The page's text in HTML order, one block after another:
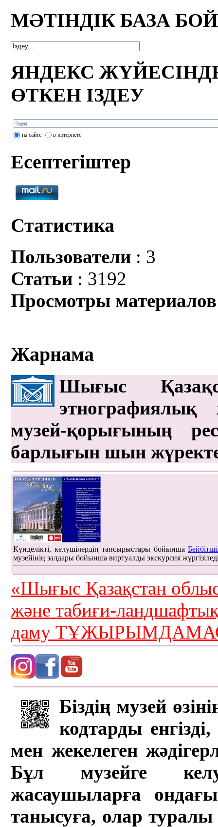
МӘТІНДІК БАЗА
ЯНДЕКС
ӨТКЕН ІЗДЕУ
на сайте в интернете
Есептегіштер
Статистика
Пользователи : 3
Статьи : 3192
Просмотры материалов
Жарнама
Шығыс
этнографиялық
музей-қорығының
барлығын шын
Күнделікті, келушілердің тапсырыстары бойынша
музейінің залдары бойынша виртуалды экскурсия
«Шығыс Қазақстан
және табиғи-
даму
Біздің музей
кодтарды
мен жекелеген
Бұл музейге
жасаушыларға
танысуға, олар туралы